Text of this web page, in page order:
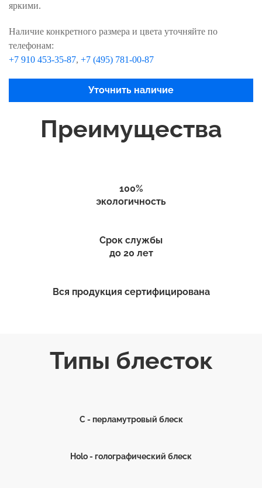
яркими.
Наличие конкретного размера и цвета уточняйте по
телефонам:
+7 910 453-35-87, +7 (495) 781-00-87
Уточнить наличие
Преимущества
100%
экологичность
Срок службы
до 20 лет
Вся продукция сертифицирована
Типы блесток
С - перламутровый блеск
Holo - голографический блеск